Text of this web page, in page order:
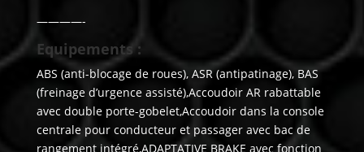
————-
Equipements :
ABS (anti-blocage de roues), ASR (antipatinage), BAS
(freinage d’urgence assisté),Accoudoir AR rabattable
avec double porte-gobelet,Accoudoir dans la console
centrale pour conducteur et passager avec bac de
rangement intégré,ADAPTATIVE BRAKE avec fonction